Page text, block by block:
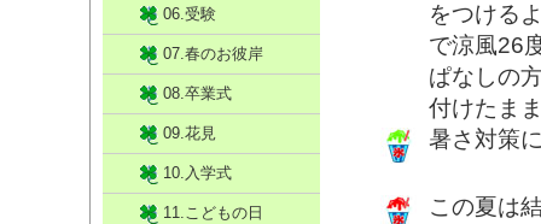
をつける
で涼風26
ぱなしの
付けたま
暑さ対策
この夏は
06.受験
07.春のお彼岸
08.卒業式
09.花見
10.入学式
11.こどもの日